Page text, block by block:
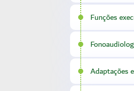
Funções
Adaptações